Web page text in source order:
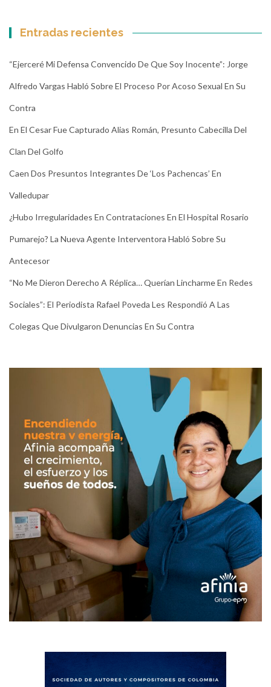
Entradas recientes
“Ejerceré Mi Defensa Convencido De Que Soy Inocente”: Jorge
Alfredo Vargas Habló Sobre El Proceso Por Acoso Sexual En Su
Contra
En El Cesar Fue Capturado Alias Román, Presunto Cabecilla Del
Clan Del Golfo
Caen Dos Presuntos Integrantes De ‘Los Pachencas’ En
Valledupar
¿Hubo Irregularidades En Contrataciones En El Hospital Rosario
Pumarejo? La Nueva Agente Interventora Habló Sobre Su
Antecesor
“No Me Dieron Derecho A Réplica… Querían Lincharme En Redes
Sociales”: El Periodista Rafael Poveda Les Respondió A Las
Colegas Que Divulgaron Denuncias En Su Contra